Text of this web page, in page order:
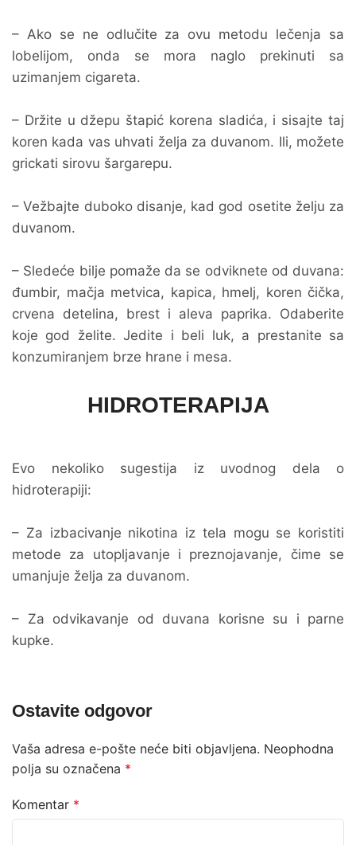
– Ako se ne odlučite za ovu metodu lečenja sa
lobelijom, onda se mora naglo prekinuti sa
uzimanjem cigareta.
– Držite u džepu štapić korena sladića, i sisajte taj
koren kada vas uhvati želja za duvanom. Ili, možete
grickati sirovu šargarepu.
– Vežbajte duboko disanje, kad god osetite želju za
duvanom.
– Sledeće bilje pomaže da se odviknete od duvana:
đumbir, mačja metvica, kapica, hmelj, koren čička,
crvena detelina, brest i aleva paprika. Odaberite
koje god želite. Jedite i beli luk, a prestanite sa
konzumiranjem brze hrane i mesa.
HIDROTERAPIJA
Evo nekoliko sugestija iz uvodnog dela o
hidroterapiji:
– Za izbacivanje nikotina iz tela mogu se koristiti
metode za utopljavanje i preznojavanje, čime se
umanjuje želja za duvanom.
– Za odvikavanje od duvana korisne su i parne
kupke.
Ostavite odgovor
Vaša adresa e-pošte neće biti objavljena. Neophodna
polja su označena *
Komentar *